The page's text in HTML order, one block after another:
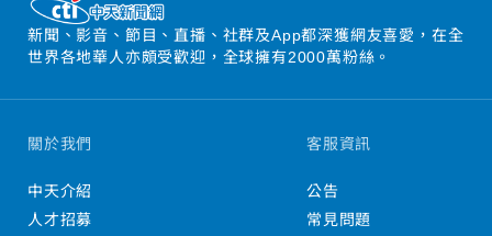
新聞、影音、節目、直播、社群及App都深獲網友喜愛，在全
世界各地華人亦頗受歡迎，全球擁有2000萬粉絲。
關於我們
中天介紹
人才招募
客服資訊
公告
常見問題